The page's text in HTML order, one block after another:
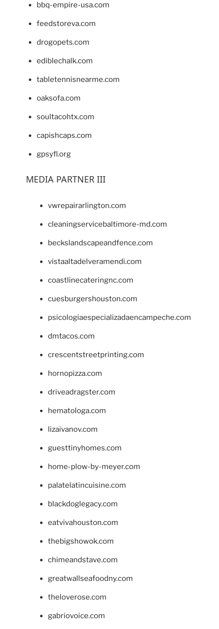
bbq-empire-usa.com
feedstoreva.com
drogopets.com
ediblechalk.com
tabletennisnearme.com
oaksofa.com
soultacohtx.com
capishcaps.com
gpsyfl.org
MEDIA PARTNER III
vwrepairarlington.com
cleaningservicebaltimore-md.com
beckslandscapeandfence.com
vistaaltadelveramendi.com
coastlinecateringnc.com
cuesburgershouston.com
psicologiaespecializadaencampeche.com
dmtacos.com
crescentstreetprinting.com
hornopizza.com
driveadragster.com
hematologa.com
lizaivanov.com
guesttinyhomes.com
home-plow-by-meyer.com
palatelatincuisine.com
blackdoglegacy.com
eatvivahouston.com
thebigshowok.com
chimeandstave.com
greatwallseafoodny.com
theloverose.com
gabriovoice.com